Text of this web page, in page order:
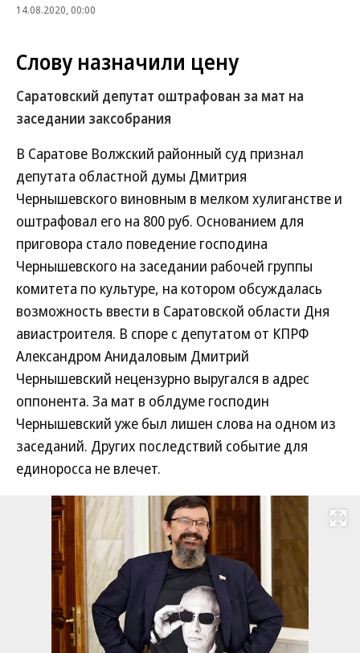
14.08.2020, 00:00
Слову назначили цену
Саратовский депутат оштрафован за мат на
заседании заксобрания
В Саратове Волжский районный суд признал
депутата областной думы Дмитрия
Чернышевского виновным в мелком хулиганстве и
оштрафовал его на 800 руб. Основанием для
приговора стало поведение господина
Чернышевского на заседании рабочей группы
комитета по культуре, на котором обсуждалась
возможность ввести в Саратовской области Дня
авиастроителя. В споре с депутатом от КПРФ
Александром Анидаловым Дмитрий
Чернышевский нецензурно выругался в адрес
оппонента. За мат в облдуме господин
Чернышевский уже был лишен слова на одном из
заседаний. Других последствий событие для
единоросса не влечет.
Развернуть